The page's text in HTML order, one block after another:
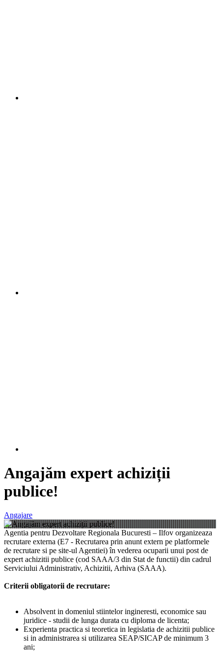
Angajăm expert achiziții
publice!
Angajare
Agentia pentru Dezvoltare Regionala Bucuresti – Ilfov organizeaza
recrutare externa (E7 - Recrutarea prin anunt extern pe platformele
de recrutare si pe site-ul Agentiei) în vederea ocuparii unui post de
expert achizitii publice (cod SAAA/3 din Stat de functii) din cadrul
Serviciului Administrativ, Achizitii, Arhiva (SAAA).
Criterii obligatorii de recrutare:
Absolvent in domeniul stiintelor ingineresti, economice sau
juridice - studii de lunga durata cu diploma de licenta;
Experienta practica si teoretica in legislatia de achizitii publice
si in administrarea si utilizarea SEAP/SICAP de minimum 3
ani;